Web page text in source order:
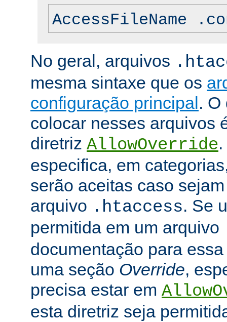
AccessFileName
No geral, arquivos
mesma sintaxe que os
configuração principal. O
colocar nesses arquivos
diretriz AllowOverride
especifica, em
serão aceitas caso
arquivo .htaccess. Se
permitida em um arquivo
documentação para
uma seção Override,
precisa estar em
esta diretriz seja